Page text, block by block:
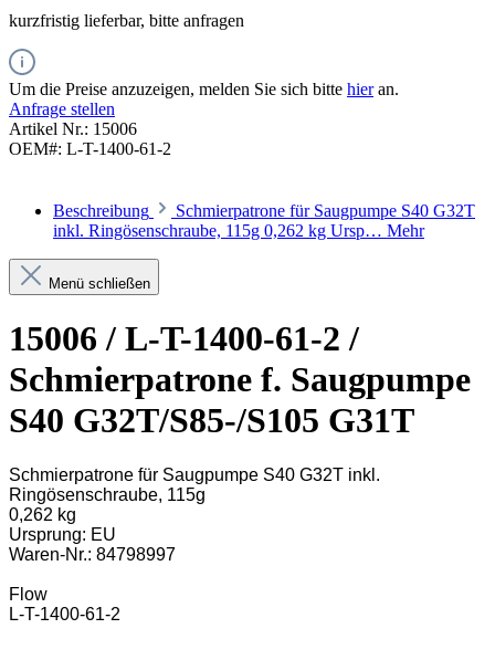
kurzfristig lieferbar, bitte anfragen
Um die Preise anzuzeigen, melden Sie sich bitte hieran.
Anfrage stellen
Artikel Nr.: 15006
OEM#: L-T-1400-61-2
Beschreibung
Schmierpatrone für Saugpumpe S40 G32T
inkl. Ringösenschraube, 115g 0,262 kg Ursp… Mehr
Menü schließen
15006 / L-T-1400-61-2 /
Schmierpatrone f. Saugpumpe
S40 G32T/S85-/S105 G31T
Schmierpatrone für Saugpumpe S40 G32T inkl.
Ringösenschraube, 115g
0,262 kg
Ursprung: EU
Waren-Nr.: 84798997
Flow
L-T-1400-61-2